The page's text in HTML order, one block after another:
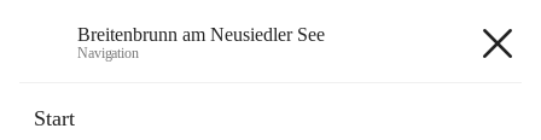
Breitenbrunn am Neusiedler See
Navigation
Start